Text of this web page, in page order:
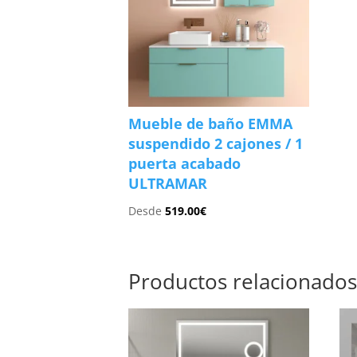
Mueble de baño EMMA
suspendido 2 cajones / 1
puerta acabado
ULTRAMAR
Desde519.00€
Productos relacionados